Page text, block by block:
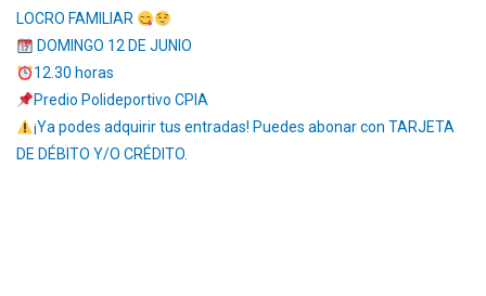
LOCRO FAMILIAR
DOMINGO 12 DE JUNIO
12.30 horas
Predio Polideportivo CPIA
¡Ya podes adquirir tus entradas! Puedes abonar con TARJETA
DE DÉBITO Y/O CRÉDITO.